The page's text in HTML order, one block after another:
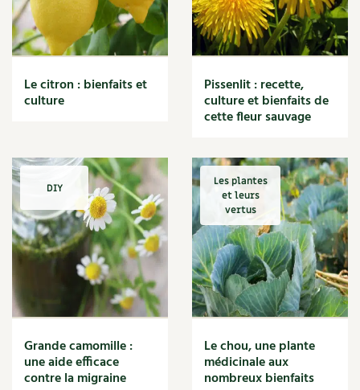
Le citron : bienfaits et
culture
Pissenlit : recette,
culture et bienfaits de
cette fleur sauvage
DIY
Grande camomille :
une aide efficace
contre la migraine
Les plantes
et leurs
vertus
Le chou, une plante
médicinale aux
nombreux bienfaits